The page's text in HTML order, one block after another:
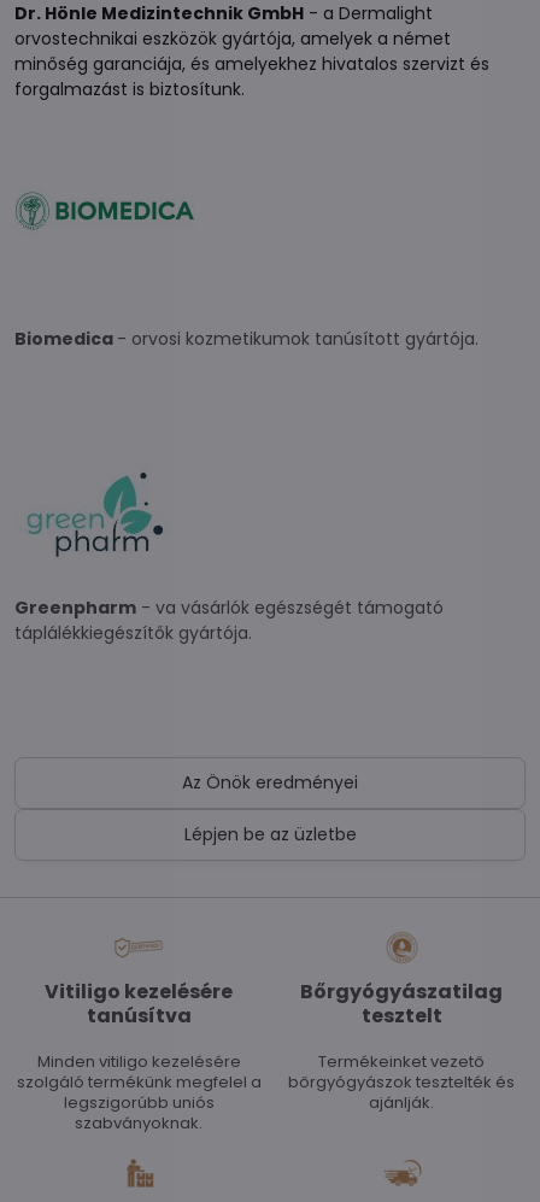
Dr. Hönle Medizintechnik GmbH - a Dermalight
orvostechnikai eszközök gyártója, amelyek a német
minőség garanciája, és amelyekhez hivatalos szervizt és
forgalmazást is biztosítunk.
Biomedica - orvosi kozmetikumok tanúsított gyártója.
Greenpharm - va vásárlók egészségét támogató
táplálékkiegészítők gyártója.
Az Önök eredményei
Lépjen be az üzletbe
Vitiligo kezelésére
tanúsítva
Minden vitiligo kezelésére
szolgáló termékünk megfelel a
legszigorúbb uniós
szabványoknak.
Bőrgyógyászatilag
tesztelt
Termékeinket vezető
bőrgyógyászok tesztelték és
ajánlják.